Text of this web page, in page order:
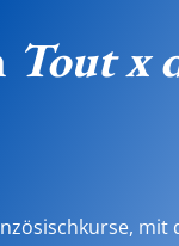
Tout x
mit